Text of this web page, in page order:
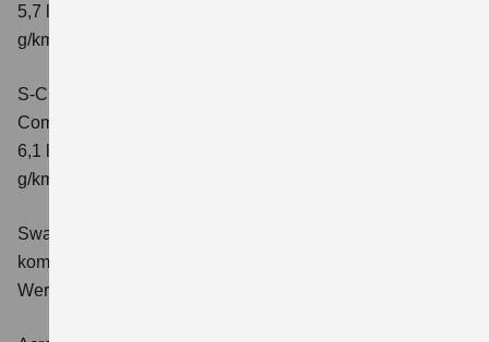
5,7 l/100 km; kombinierter Wert der CO2-Emission: 131
g/km; CO2-Klasse: D
S-Cross 1.4 BOOSTERJET HYBRID ALLGRIP AT
Comfort+
6,1 l/100 km; kombinierter Wert der CO2-Emission: 141
g/km; CO2-Klasse: E
Swace 1.8 HYBRID CVT Comfort+
kombinierter Energieverbrauch 4,5 l/100km; kombinierter
Wert der CO2-Emission: 102 g/km; CO2-Klasse: C.